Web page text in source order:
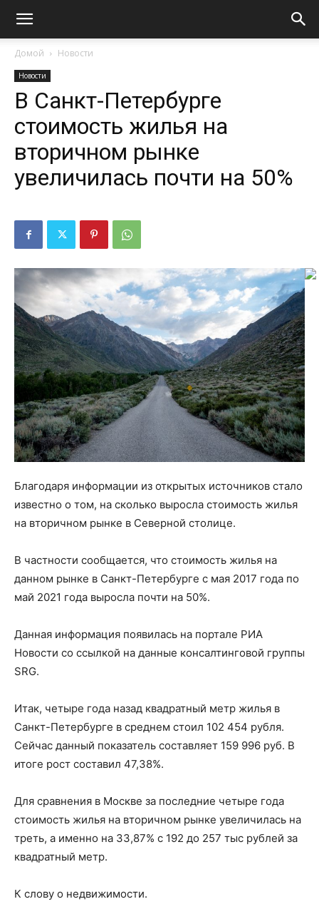
Домой Новости
Новости
В Санкт-Петербурге
стоимость жилья на
вторичном рынке
увеличилась почти на 50%
Благодаря информации из открытых источников стало
известно о том, на сколько выросла стоимость жилья
на вторичном рынке в Северной столице.
В частности сообщается, что стоимость жилья на
данном рынке в Санкт-Петербурге с мая 2017 года по
май 2021 года выросла почти на 50%.
Данная информация появилась на портале РИА
Новости со ссылкой на данные консалтинговой группы
SRG.
Итак, четыре года назад квадратный метр жилья в
Санкт-Петербурге в среднем стоил 102 454 рубля.
Сейчас данный показатель составляет 159 996 руб. В
итоге рост составил 47,38%.
Для сравнения в Москве за последние четыре года
стоимость жилья на вторичном рынке увеличилась на
треть, а именно на 33,87% с 192 до 257 тыс рублей за
квадратный метр.
К слову о недвижимости.